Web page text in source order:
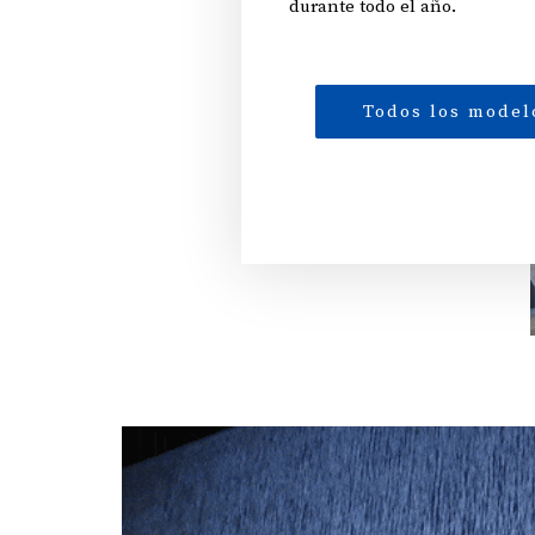
durante todo el año.
Todos los